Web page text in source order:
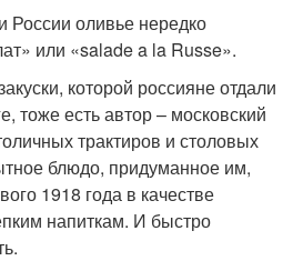
России оливье нередко
или «salade a la Russe».
которой россияне отдали
тоже есть автор – московский
трактиров и столовых
блюдо, придуманное им,
1918 года в качестве
напиткам. И быстро